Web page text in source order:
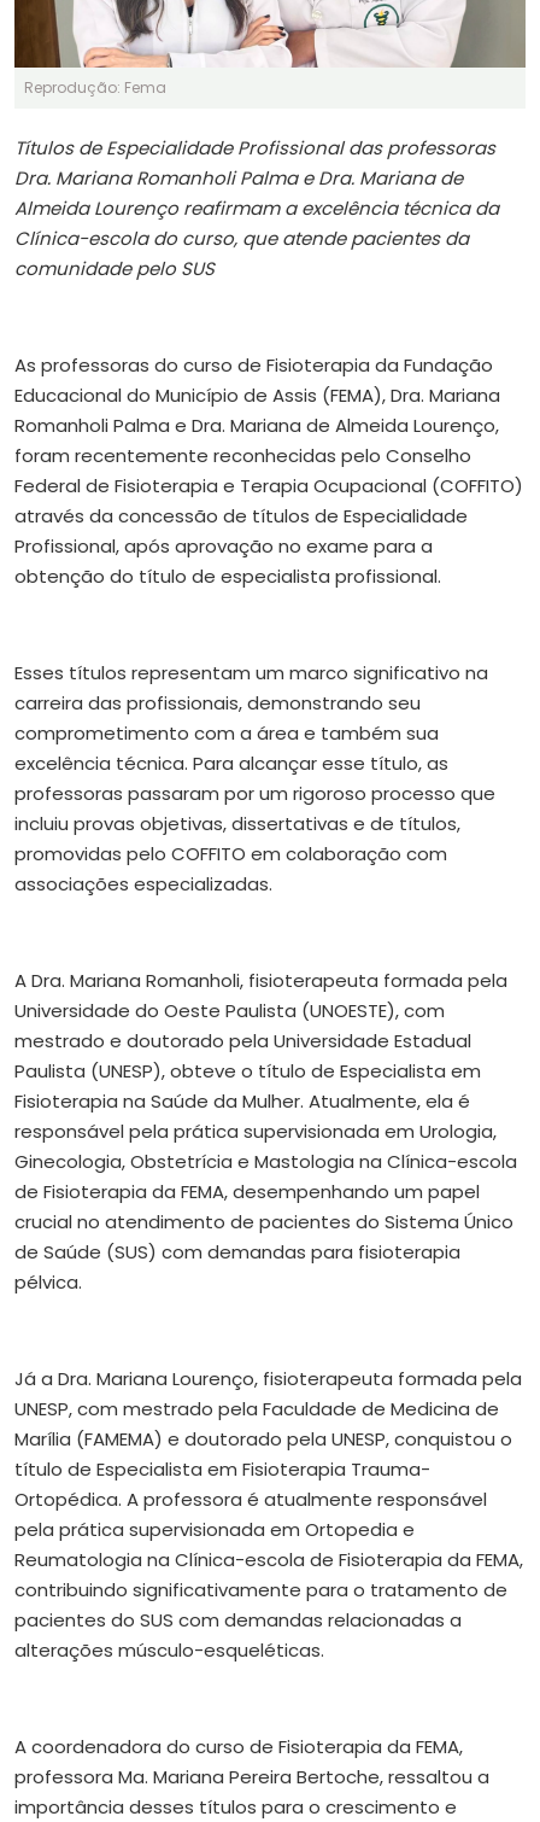
Reprodução: Fema
Títulos de Especialidade Profissional das professoras
Dra. Mariana Romanholi Palma e Dra. Mariana de
Almeida Lourenço reafirmam a excelência técnica da
Clínica-escola do curso, que atende pacientes da
comunidade pelo SUS
As professoras do curso de Fisioterapia da Fundação
Educacional do Município de Assis (FEMA), Dra. Mariana
Romanholi Palma e Dra. Mariana de Almeida Lourenço,
foram recentemente reconhecidas pelo Conselho
Federal de Fisioterapia e Terapia Ocupacional (COFFITO)
através da concessão de títulos de Especialidade
Profissional, após aprovação no exame para a
obtenção do título de especialista profissional.
Esses títulos representam um marco significativo na
carreira das profissionais, demonstrando seu
comprometimento com a área e também sua
excelência técnica. Para alcançar esse título, as
professoras passaram por um rigoroso processo que
incluiu provas objetivas, dissertativas e de títulos,
promovidas pelo COFFITO em colaboração com
associações especializadas.
A Dra. Mariana Romanholi, fisioterapeuta formada pela
Universidade do Oeste Paulista (UNOESTE), com
mestrado e doutorado pela Universidade Estadual
Paulista (UNESP), obteve o título de Especialista em
Fisioterapia na Saúde da Mulher. Atualmente, ela é
responsável pela prática supervisionada em Urologia,
Ginecologia, Obstetrícia e Mastologia na Clínica-escola
de Fisioterapia da FEMA, desempenhando um papel
crucial no atendimento de pacientes do Sistema Único
de Saúde (SUS) com demandas para fisioterapia
pélvica.
Já a Dra. Mariana Lourenço, fisioterapeuta formada pela
UNESP, com mestrado pela Faculdade de Medicina de
Marília (FAMEMA) e doutorado pela UNESP, conquistou o
título de Especialista em Fisioterapia Trauma-
Ortopédica. A professora é atualmente responsável
pela prática supervisionada em Ortopedia e
Reumatologia na Clínica-escola de Fisioterapia da FEMA,
contribuindo significativamente para o tratamento de
pacientes do SUS com demandas relacionadas a
alterações músculo-esqueléticas.
A coordenadora do curso de Fisioterapia da FEMA,
professora Ma. Mariana Pereira Bertoche, ressaltou a
importância desses títulos para o crescimento e